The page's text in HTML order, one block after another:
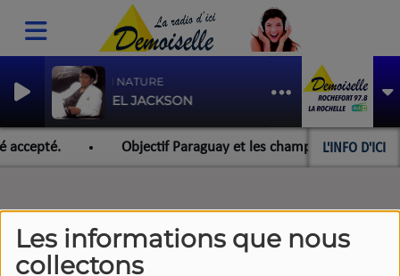
Les informations que nous
collectons
HUMAN NATURE
MICHAEL JACKSON
L'INFO D'ICI
Objectif Paraguay et les championnats du